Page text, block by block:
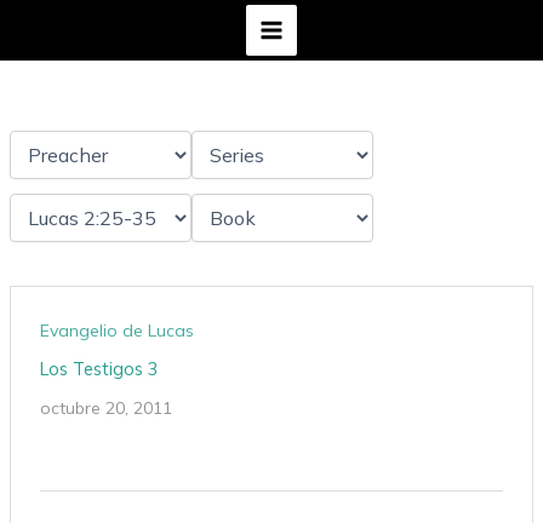
Evangelio de Lucas
Los Testigos 3
octubre 20, 2011